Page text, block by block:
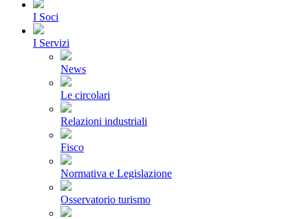
I Soci
I Servizi
News
Le circolari
Relazioni industriali
Fisco
Normativa e Legislazione
Osservatorio turismo